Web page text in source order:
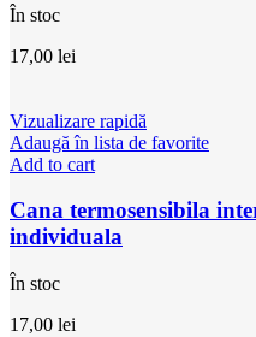
În stoc
17,00 lei
Vizualizare rapidă
Adaugă în lista de favorite
Add to cart
Cana termosensibila
individuala
În stoc
17,00 lei